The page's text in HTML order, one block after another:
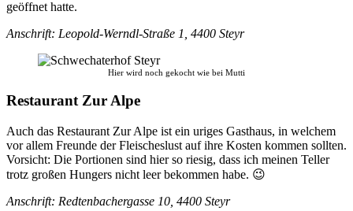
geöffnet hatte.
Anschrift: Leopold-Werndl-Straße 1, 4400 Steyr
Hier wird noch gekocht wie bei Mutti
Restaurant Zur Alpe
Auch das Restaurant Zur Alpe ist ein uriges Gasthaus, in welchem
vor allem Freunde der Fleischeslust auf ihre Kosten kommen sollten.
Vorsicht: Die Portionen sind hier so riesig, dass ich meinen Teller
trotz großen Hungers nicht leer bekommen habe. 😉
Anschrift: Redtenbachergasse 10, 4400 Steyr